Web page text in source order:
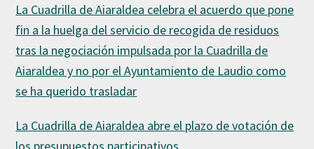
La Cuadrilla de Aiaraldea celebra el acuerdo que pone
fin a la huelga del servicio de recogida de residuos
tras la negociación impulsada por la Cuadrilla de
Aiaraldea y no por el Ayuntamiento de Laudio como
se ha querido trasladar
La Cuadrilla de Aiaraldea abre el plazo de votación de